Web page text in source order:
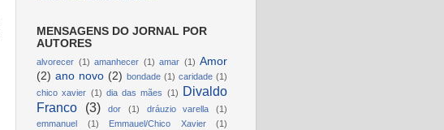
MENSAGENS DO JORNAL POR
AUTORES
alvorecer (1) amanhecer (1) amar (1) Amor
(2) ano novo (2) bondade (1) caridade (1)
chico xavier (1) dia das mães (1) Divaldo
Franco
(3) dor (1) dráuzio varella
(1)
emmanuel
(1) Emmauel/Chico Xavier
(1)